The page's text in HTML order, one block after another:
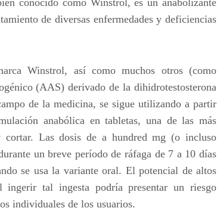
conocido como Winstrol, es un anabolizante
de diversas enfermedades y deficiencias
Winstrol, así como muchos otros (como
(AAS) derivado de la dihidrotestosterona
de la medicina, se sigue utilizando a partir
anabólica en tabletas, una de las más
Las dosis de a hundred mg (o incluso
un breve período de ráfaga de 7 a 10 días
se usa la variante oral. El potencial de altos
ingerir tal ingesta podría presentar un riesgo
individuales de los usuarios.